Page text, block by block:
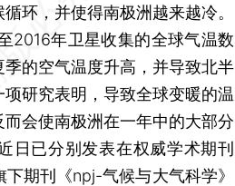
环，并使得南极洲越来越冷。
2016年卫星收集的全球气温数
的空气温度升高，并导致北半
研究表明，导致全球变暖的温
会使南极洲在一年中的大部分
日已分别发表在权威学术期刊
期刊《npj-气候与大气科学》